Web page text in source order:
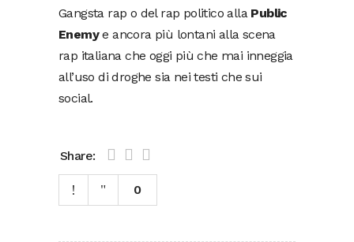
Gangsta rap o del rap politico allaPublic
Enemye ancora più lontani alla scena
rap italiana che oggi più che mai inneggia
all’uso di droghe sia nei testi che sui
social.
Share:
0